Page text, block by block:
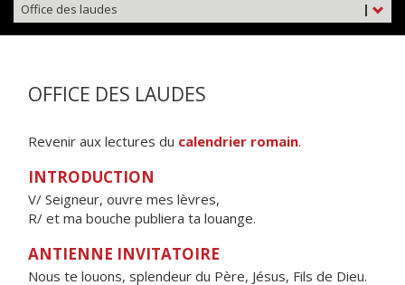
|
Office des laudes
OFFICE DES LAUDES
Revenir aux lectures du calendrier romain.
INTRODUCTION
V/ Seigneur, ouvre mes lèvres,
R/ et ma bouche publiera ta louange.
ANTIENNE INVITATOIRE
Nous te louons, splendeur du Père, Jésus, Fils de Dieu.